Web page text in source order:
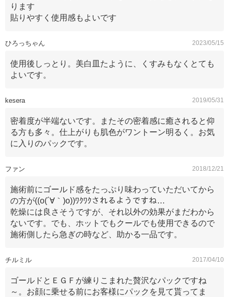
ります
貼りやすく使用感もよいです
ひろっちゃん 2023/05/15
使用後しっとり。美白皿たように、くすみもなくとても
よいです。
kesera 2019/05/31
密着度が半端ないです。またその密着感に癒されると仰
る方も多々。仕上がりも肌色がワントーン明るく。お気
に入りのパックです。
ファン 2018/12/21
施術前にゴールド感をたっぷり味わっていただいてから
の方が((o(´∀｀)o))ﾜｸﾜｸされるようですね…
乾燥には良さそうですが、それ以外の効果がまだわから
ないです。でも、ホットでもクールでも使用できるので
施術側したら急ぎの時など、助かる一品です。
チルミル 2017/04/10
ゴールドとＥＧＦが練りこまれた贅沢なパックですね
～。お顔に乗せる前にお客様にパックを見て貰ってま